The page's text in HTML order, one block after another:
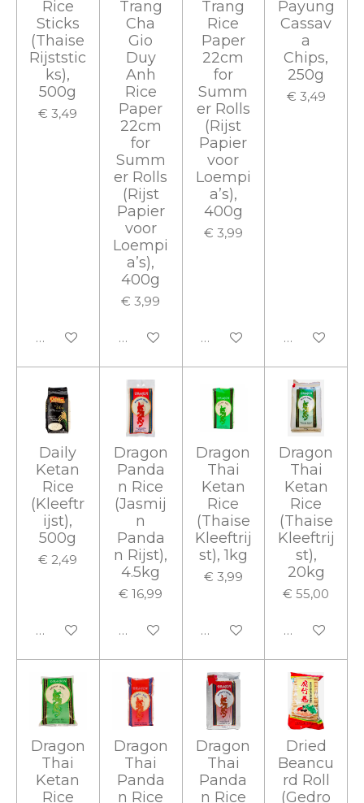
Rice
Sticks
(Thaise
Rijststic
ks),
500g
€ 3,49
In winkelwagen
Trang
Cha
Gio
Duy
Anh
Rice
Paper
22cm
for
Summ
er Rolls
(Rijst
Papier
voor
Loempi
a’s),
400g
€ 3,99
In winkelwagen
Trang
Rice
Paper
22cm
for
Summ
er Rolls
(Rijst
Papier
voor
Loempi
a’s),
400g
€ 3,99
In winkelwagen
Payung
Cassav
a
Chips,
250g
€ 3,49
In
Daily
Ketan
Rice
(Kleeftr
ijst),
500g
€ 2,49
In winkelwagen
Dragon
Panda
n Rice
(Jasmij
n
Panda
n Rijst),
4.5kg
€ 16,99
In winkelwagen
Dragon
Thai
Ketan
Rice
(Thaise
Kleeftrij
st), 1kg
€ 3,99
In winkelwagen
Dragon
Thai
Ketan
Rice
(Thaise
Kleeftrij
st),
20kg
€ 55,00
In
Dragon
Thai
Ketan
Rice
Dragon
Thai
Panda
n Rice
Dragon
Thai
Panda
n Rice
Dried
Beancu
rd Roll
(Gedro